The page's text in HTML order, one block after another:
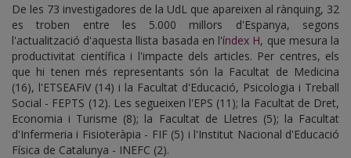
De les 73 investigadores de la UdL que apareixen al rànquing, 32
es troben entre les 5.000 millors d'Espanya, segons
l'actualització d'aquesta llista basada en l'índex H, que mesura la
productivitat científica i l'impacte dels articles. Per centres, els
que hi tenen més representants són la Facultat de Medicina
(16), l'ETSEAFiV (14) i la Facultat d'Educació, Psicologia i Treball
Social - FEPTS (12). Les segueixen l'EPS (11); la Facultat de Dret,
Economia i Turisme (8); la Facultat de Lletres (5); la Facultat
d'Infermeria i Fisioteràpia - FIF (5) i l'Institut Nacional d'Educació
Física de Catalunya - INEFC (2).